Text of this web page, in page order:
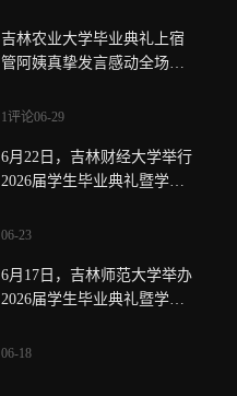
吉林农业大学毕业典礼上宿
管阿姨真挚发言感动全场：
你们可得自己心疼自己，累
1评论06-29
6月22日，吉林财经大学举行
2026届学生毕业典礼暨学位
06-23
6月17日，吉林师范大学举办
2026届学生毕业典礼暨学位
06-18